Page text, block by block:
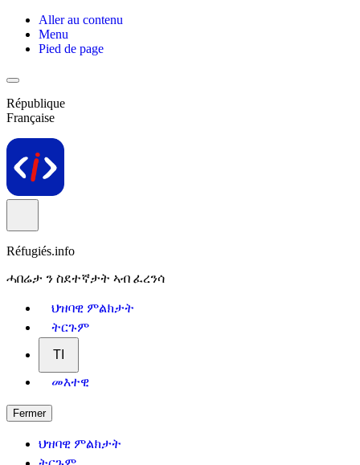
Aller au contenu
Menu
Pied de page
République
Française
Réfugiés.info
ሓበሬታ ን ስደተኛታት ኣብ ፈረንሳ
ህዝባዊ ምልክታት
ትርጉም
TI
መእተዊ
Fermer
ህዝባዊ ምልክታት